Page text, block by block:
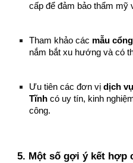
cấp để đảm bảo thẩm mỹ
Tham khảo các mẫu
nắm bắt xu hướng và có
Ưu tiên các đơn vịdịch
Tĩnh có uy tín, kinh
công.
5. Một số gợi ý kết hợp